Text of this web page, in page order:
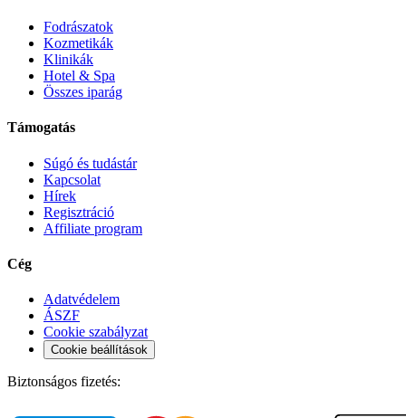
Fodrászatok
Kozmetikák
Klinikák
Hotel & Spa
Összes iparág
Támogatás
Súgó és tudástár
Kapcsolat
Hírek
Regisztráció
Affiliate program
Cég
Adatvédelem
ÁSZF
Cookie szabályzat
Cookie beállítások
Biztonságos fizetés: